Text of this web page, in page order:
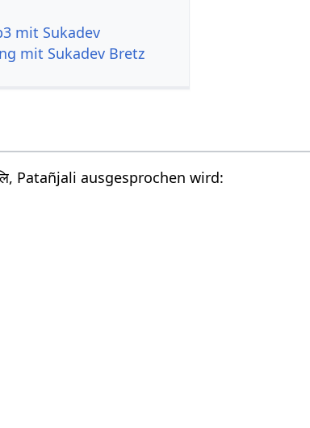
mit Sukadev
mit Sukadev Bretz
Patañjali ausgesprochen wird: